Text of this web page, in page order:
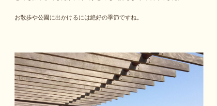
お散歩や公園に出かけるには絶好の季節ですね。